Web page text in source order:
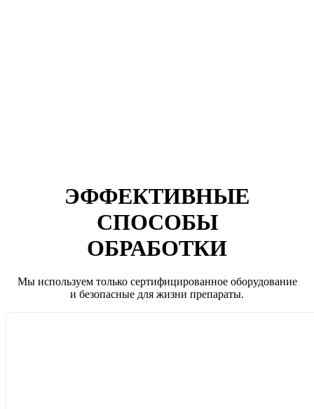
ЭФФЕКТИВНЫЕ
СПОСОБЫ
ОБРАБОТКИ
Мы используем только сертифицированное оборудование
и безопасные для жизни препараты.